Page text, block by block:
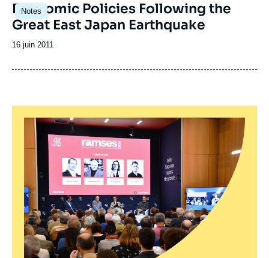
Notes
Economic Policies Following the
Great East Japan Earthquake
Date
publication
16 juin 2011